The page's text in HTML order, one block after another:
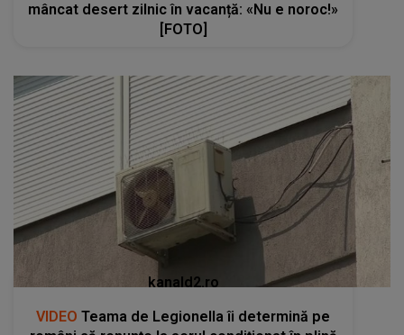
mâncat desert zilnic în vacanță: «Nu e noroc!»
[FOTO]
kanald2.ro
VIDEO Teama de Legionella îi determină pe